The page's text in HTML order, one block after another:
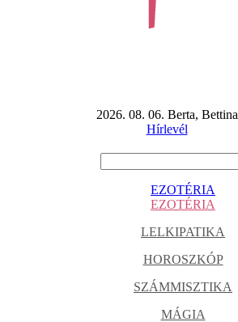
2026. 08. 06. Berta, Bettina
Hírlevél
EZOTÉRIA
EZOTÉRIA
LELKIPATIKA
HOROSZKÓP
SZÁMMISZTIKA
MÁGIA